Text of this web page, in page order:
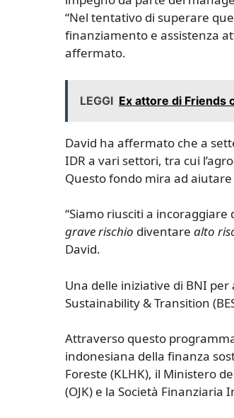
“Nel tentativo di superare
finanziamento e assistenza
affermato.
LEGGI Ex attore di Friends
David ha affermato che a
IDR a vari settori, tra cui
Questo fondo mira ad
“Siamo riusciti a
grave rischio diventare alto
David.
Una delle iniziative di BNI
Sustainability & Transition
Attraverso questo
indonesiana della finanza
Foreste (KLHK), il Ministero
(OJK) e la Società Finanziaria